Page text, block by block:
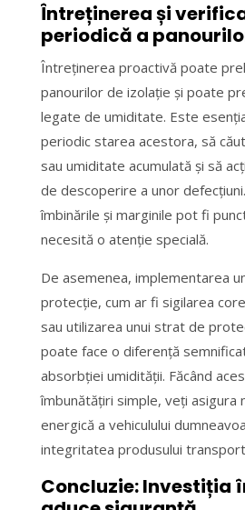
Întreținerea și
periodică a
Întreținerea proactivă poate
panourilor de izolație și poate
legate de umiditate. Este
periodic starea acestora, să
sau umiditate acumulată și să
de descoperire a unor
îmbinările și marginile pot fi
necesită o atenție specială.
De asemenea, implementarea
protecție, cum ar fi sigilarea
sau utilizarea unui strat de
poate face o diferență
absorbției umidității. Făcând
îmbunătățiri simple, veți asigura
energică a vehiculului
integritatea produsului
Concluzie: Investiția